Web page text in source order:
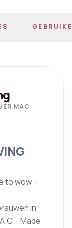
MAC
to wow –
in
– Made